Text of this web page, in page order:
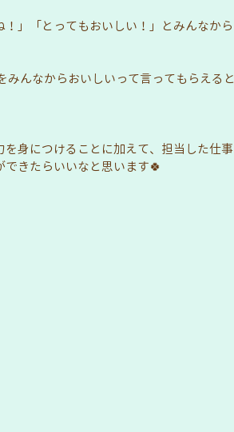
」「とってもおいしい！」とみんなから
身につけることに加えて、担当した仕事
きたらいいなと思います🍀